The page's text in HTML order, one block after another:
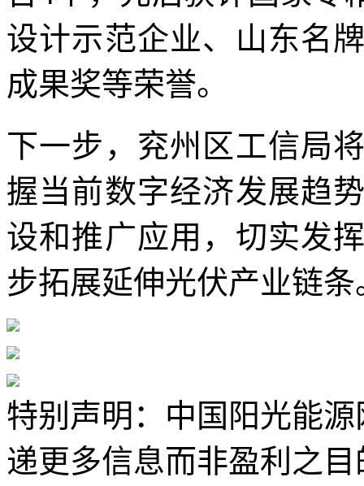
设计示范企业、山东名
成果奖等荣誉。
下一步，兖州区工信局
握当前数字经济发展趋
设和推广应用，切实发
步拓展延伸光伏产业链条
特别声明：中国阳光能
递更多信息而非盈利之